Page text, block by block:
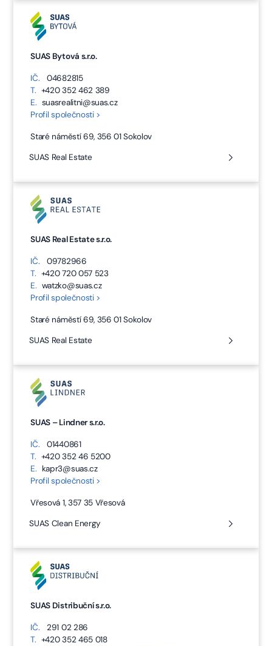
SUAS Bytová s.r.o.
IČ.
04682815
T. +420 352 462 389
E. suasrealitni@suas.cz
Profil společnosti >
Staré náměstí 69, 356 01 Sokolov
SUAS Real Estate
SUAS Real Estate s.r.o.
IČ.
09782966
T. +420 720 057 523
E. watzko@suas.cz
Profil společnosti >
Staré náměstí 69, 356 01 Sokolov
SUAS Real Estate
SUAS – Lindner s.r.o.
IČ.
01440861
T. +420 352 46 5200
E. kapr3@suas.cz
Profil společnosti >
Vřesová 1, 357 35 Vřesová
SUAS Clean Energy
SUAS Distribuční s.r.o.
IČ.
291 02 286
T. +420 352 465 018